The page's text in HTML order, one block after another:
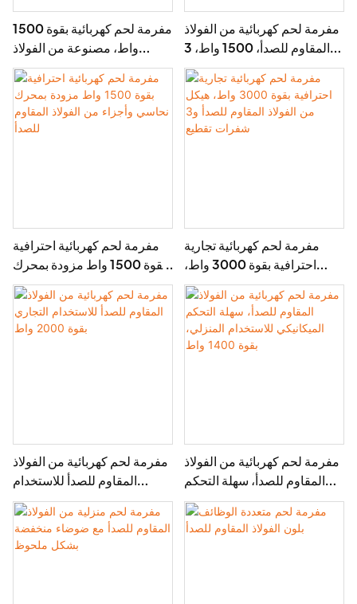
مفرمة لحم كهربائية بقوة 1500
واط، مصنوعة من الفولاذ
المقاوم للصدأ والبلاستيك ABS،
للاستخدام التجاري
مفرمة لحم كهربائية من الفولاذ
المقاوم للصدأ، 1500 واط، 3
أقراص طحن
مفرمة لحم كهربائية احترافية
بقوة 1500 واط مزودة بمحرك
نحاسي وأجزاء من الفولاذ
المقاوم للصدأ
مفرمة لحم كهربائية تجارية
احترافية بقوة 3000 واط،
هيكل من الفولاذ المقاوم للصدأ
و3 شفرات تقطيع
مفرمة لحم كهربائية من الفولاذ
المقاوم للصدأ للاستخدام
التجاري بقوة 2000 واط
مفرمة لحم كهربائية من الفولاذ
المقاوم للصدأ، سهلة التحكم
الميكانيكي للاستخدام المنزلي،
بقوة 1400 واط